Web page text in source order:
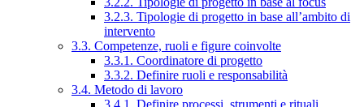
3.2.3. Tipologie di progetto in base all’ambito di
intervento
3.3. Competenze, ruoli e figure coinvolte
3.3.1. Coordinatore di progetto
3.3.2. Definire ruoli e responsabilità
3.4. Metodo di lavoro
3.4.1. Definire processi, strumenti e rituali